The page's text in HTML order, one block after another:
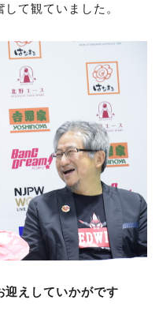
て観ていました。
迎えしていかがです